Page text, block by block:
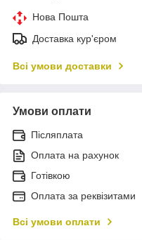
Нова Пошта
Доставка кур'єром
Всі умови доставки
Умови оплати
Післяплата
Оплата на рахунок
Готівкою
Оплата за реквізитами
Всі умови оплати